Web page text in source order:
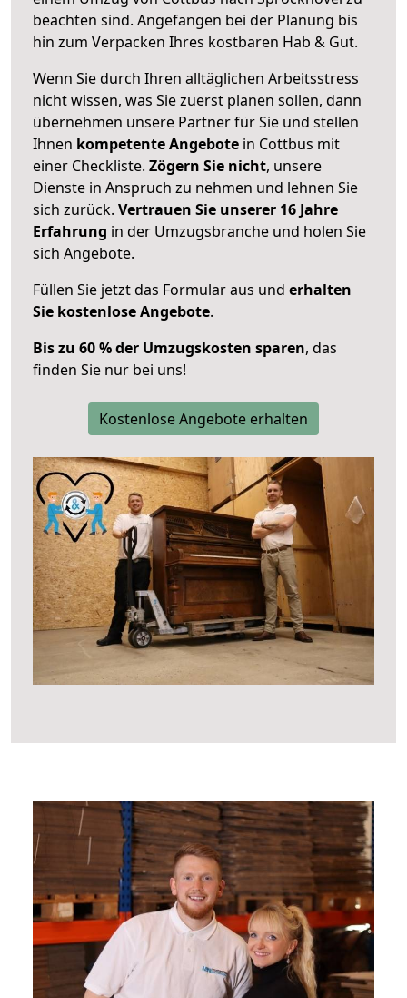
beachten sind. Angefangen bei der Planung bis
hin zum Verpacken Ihres kostbaren Hab & Gut.
Wenn Sie durch Ihren alltäglichen Arbeitsstress
nicht wissen, was Sie zuerst planen sollen, dann
übernehmen unsere Partner für Sie und stellen
Ihnen kompetente Angebote in Cottbus mit
einer Checkliste. Zögern Sie nicht, unsere
Dienste in Anspruch zu nehmen und lehnen Sie
sich zurück. Vertrauen Sie unserer 16 Jahre
Erfahrung in der Umzugsbranche und holen Sie
sich Angebote.
Füllen Sie jetzt das Formular aus und erhalten
Sie kostenlose Angebote.
Bis zu 60 % der Umzugskosten sparen, das
finden Sie nur bei uns!
Kostenlose Angebote erhalten